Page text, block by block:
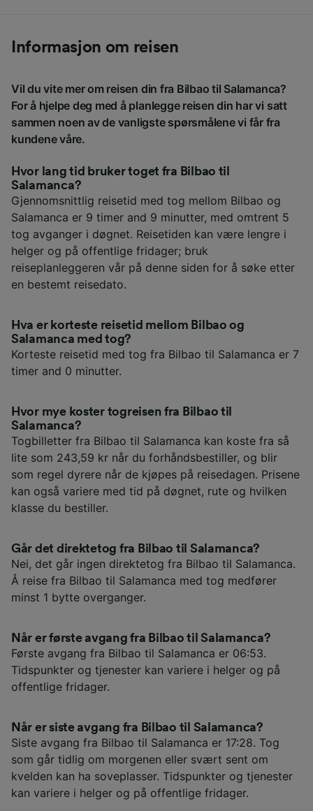
Informasjon om reisen
Vil du vite mer om reisen din fra Bilbao til Salamanca?
For å hjelpe deg med å planlegge reisen din har vi satt
sammen noen av de vanligste spørsmålene vi får fra
kundene våre.
Hvor lang tid bruker toget fra Bilbao til
Salamanca?
Gjennomsnittlig reisetid med tog mellom Bilbao og
Salamanca er 9 timer and 9 minutter, med omtrent 5
tog avganger i døgnet. Reisetiden kan være lengre i
helger og på offentlige fridager; bruk
reiseplanleggeren vår på denne siden for å søke etter
en bestemt reisedato.
Hva er korteste reisetid mellom Bilbao og
Salamanca med tog?
Korteste reisetid med tog fra Bilbao til Salamanca er 7
timer and 0 minutter.
Hvor mye koster togreisen fra Bilbao til
Salamanca?
Togbilletter fra Bilbao til Salamanca kan koste fra så
lite som 243,59 kr når du forhåndsbestiller, og blir
som regel dyrere når de kjøpes på reisedagen. Prisene
kan også variere med tid på døgnet, rute og hvilken
klasse du bestiller.
Går det direktetog fra Bilbao til Salamanca?
Nei, det går ingen direktetog fra Bilbao til Salamanca.
Å reise fra Bilbao til Salamanca med tog medfører
minst 1 bytte overganger.
Når er første avgang fra Bilbao til Salamanca?
Første avgang fra Bilbao til Salamanca er 06:53.
Tidspunkter og tjenester kan variere i helger og på
offentlige fridager.
Når er siste avgang fra Bilbao til Salamanca?
Siste avgang fra Bilbao til Salamanca er 17:28. Tog
som går tidlig om morgenen eller svært sent om
kvelden kan ha soveplasser. Tidspunkter og tjenester
kan variere i helger og på offentlige fridager.